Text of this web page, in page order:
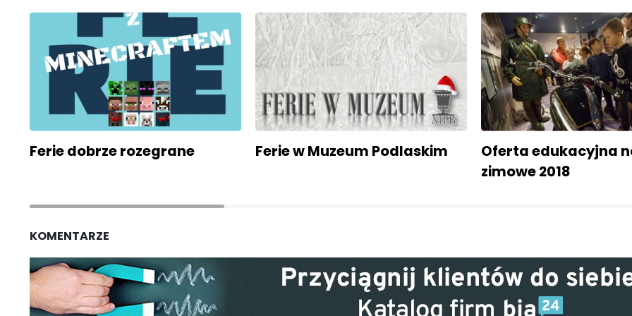
Ferie dobrze rozegrane Ferie w Muzeum Podlaskim
Oferta edukacyjna
zimowe 2018
KOMENTARZE